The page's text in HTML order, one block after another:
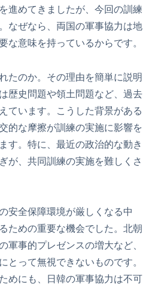
進めてきましたが、今回の訓練
なぜなら、両国の軍事協力は地
な意味を持っているからです。
たのか。その理由を簡単に説明
歴史問題や領土問題など、過去
ています。こうした背景がある
的な摩擦が訓練の実施に影響を
す。特に、最近の政治的な動き
が、共同訓練の実施を難しくさ
安全保障環境が厳しくなる中
ための重要な機会でした。北朝
軍事的プレゼンスの増大など、
とって無視できないものです。
めにも、日韓の軍事協力は不可